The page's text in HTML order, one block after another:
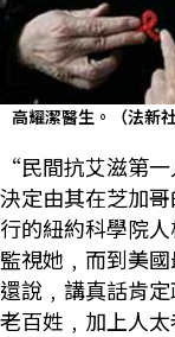
高耀潔醫生。（法新社
“民間抗艾滋第
決定由其在芝加
行的紐約科學院
監視她﹐而到美
還說﹐講真話肯
老百姓﹐加上人